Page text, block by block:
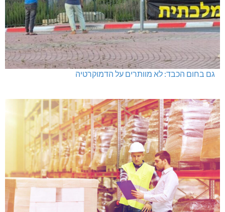
גם בחום הכבד: לא מוותרים על הדמוקרטיה